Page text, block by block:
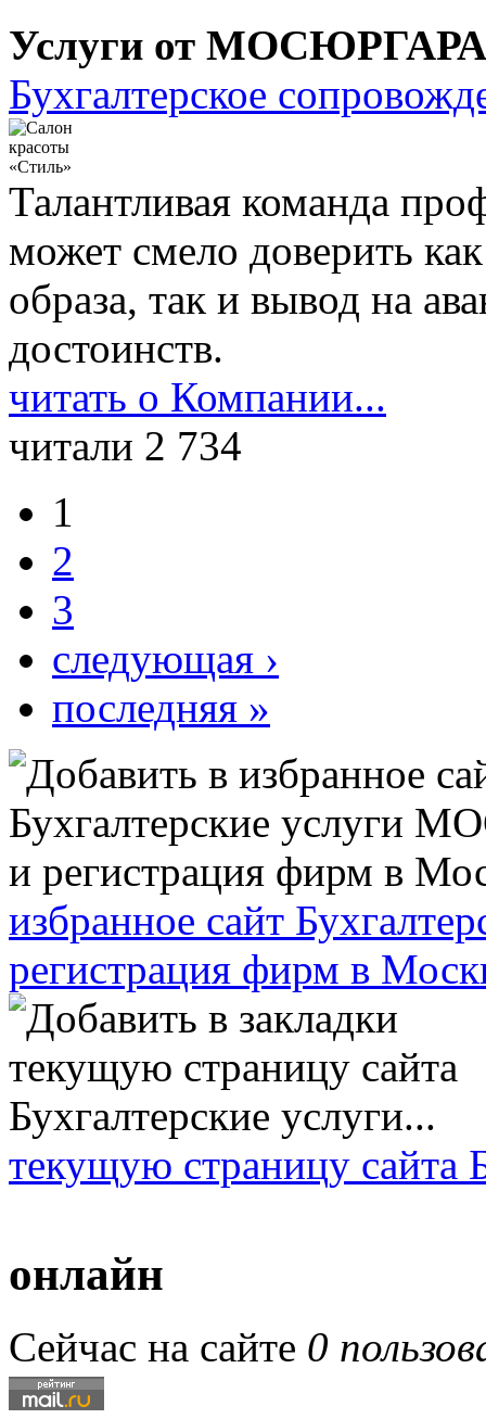
Услуги от
Бухгалтерское
Талантливая команда
может смело доверить
образа, так и вывод на
достоинств.
читать о Компании...
читали 2 734
1
2
3
следующая ›
последняя »
избранное сайт
регистрация фирм в
текущую страницу сайта
онлайн
Сейчас на сайте 0